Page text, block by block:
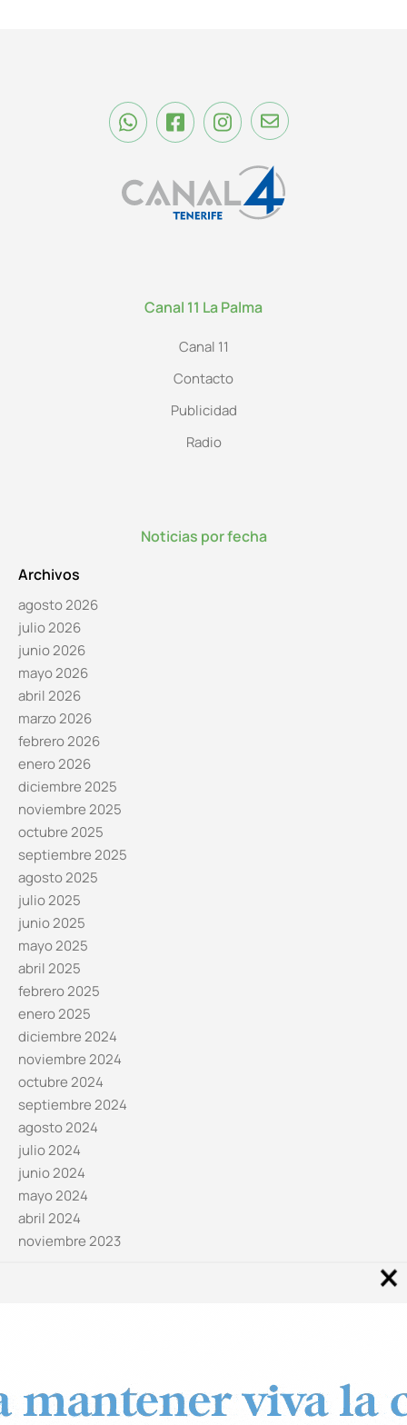
Canal 11 La Palma
Canal 11
Contacto
Publicidad
Radio
Noticias por fecha
Archivos
agosto 2026
julio 2026
junio 2026
mayo 2026
abril 2026
marzo 2026
febrero 2026
enero 2026
diciembre 2025
noviembre 2025
octubre 2025
septiembre 2025
agosto 2025
julio 2025
junio 2025
mayo 2025
abril 2025
febrero 2025
enero 2025
diciembre 2024
noviembre 2024
octubre 2024
septiembre 2024
agosto 2024
julio 2024
junio 2024
mayo 2024
abril 2024
noviembre 2023